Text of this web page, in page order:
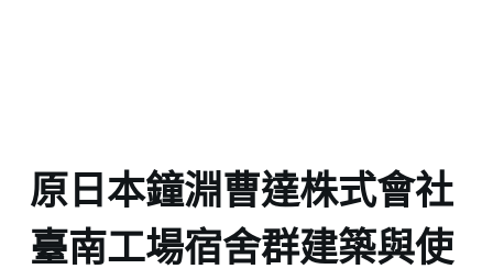
原日本鐘淵曹達株式會社
臺南工場宿舍群建築與使